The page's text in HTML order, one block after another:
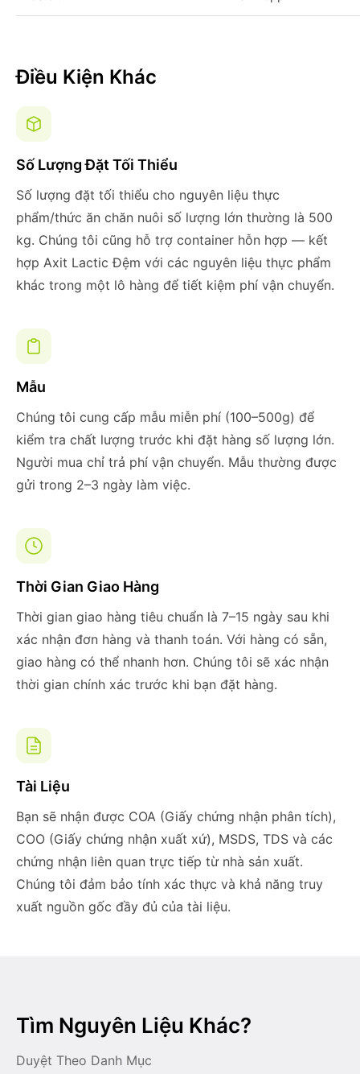
Điều Kiện Khác
Số Lượng Đặt Tối Thiểu
Số lượng đặt tối thiểu cho nguyên liệu thực
phẩm/thức ăn chăn nuôi số lượng lớn thường là 500
kg. Chúng tôi cũng hỗ trợ container hỗn hợp — kết
hợp Axit Lactic Đệm với các nguyên liệu thực phẩm
khác trong một lô hàng để tiết kiệm phí vận chuyển.
Mẫu
Chúng tôi cung cấp mẫu miễn phí (100–500g) để
kiểm tra chất lượng trước khi đặt hàng số lượng lớn.
Người mua chỉ trả phí vận chuyển. Mẫu thường được
gửi trong 2–3 ngày làm việc.
Thời Gian Giao Hàng
Thời gian giao hàng tiêu chuẩn là 7–15 ngày sau khi
xác nhận đơn hàng và thanh toán. Với hàng có sẵn,
giao hàng có thể nhanh hơn. Chúng tôi sẽ xác nhận
thời gian chính xác trước khi bạn đặt hàng.
Tài Liệu
Bạn sẽ nhận được COA (Giấy chứng nhận phân tích),
COO (Giấy chứng nhận xuất xứ), MSDS, TDS và các
chứng nhận liên quan trực tiếp từ nhà sản xuất.
Chúng tôi đảm bảo tính xác thực và khả năng truy
xuất nguồn gốc đầy đủ của tài liệu.
Tìm Nguyên Liệu Khác?
Duyệt Theo Danh Mục